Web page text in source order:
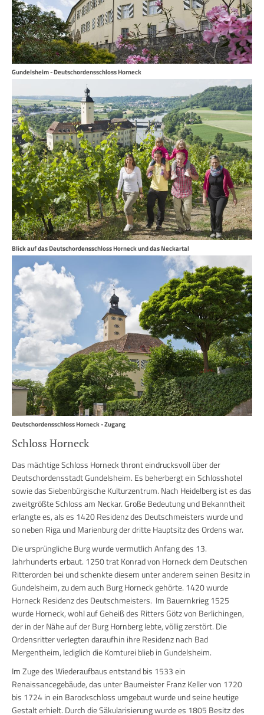
Gundelsheim - Deutschordensschloss Horneck
Blick auf das Deutschordensschloss Horneck und das Neckartal
Deutschordensschloss Horneck - Zugang
Schloss Horneck
Das mächtige Schloss Horneck thront eindrucksvoll über der
Deutschordensstadt Gundelsheim. Es beherbergt ein Schlosshotel
sowie das Siebenbürgische Kulturzentrum. Nach Heidelberg ist es das
zweitgrößte Schloss am Neckar. Große Bedeutung und Bekanntheit
erlangte es, als es 1420 Residenz des Deutschmeisters wurde und
so neben Riga und Marienburg der dritte Hauptsitz des Ordens war.
Die ursprüngliche Burg wurde vermutlich Anfang des 13.
Jahrhunderts erbaut. 1250 trat Konrad von Horneck dem Deutschen
Ritterorden bei und schenkte diesem unter anderem seinen Besitz in
Gundelsheim, zu dem auch Burg Horneck gehörte. 1420 wurde
Horneck Residenz des Deutschmeisters. Im Bauernkrieg 1525
wurde Horneck, wohl auf Geheiß des Ritters Götz von Berlichingen,
der in der Nähe auf der Burg Hornberg lebte, völlig zerstört. Die
Ordensritter verlegten daraufhin ihre Residenz nach Bad
Mergentheim, lediglich die Komturei blieb in Gundelsheim.
Im Zuge des Wiederaufbaus entstand bis 1533 ein
Renaissancegebäude, das unter Baumeister Franz Keller von 1720
bis 1724 in ein Barockschloss umgebaut wurde und seine heutige
Gestalt erhielt. Durch die Säkularisierung wurde es 1805 Besitz des